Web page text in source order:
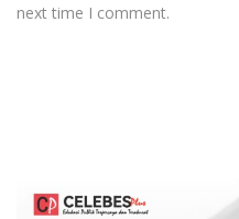
next time I comment.